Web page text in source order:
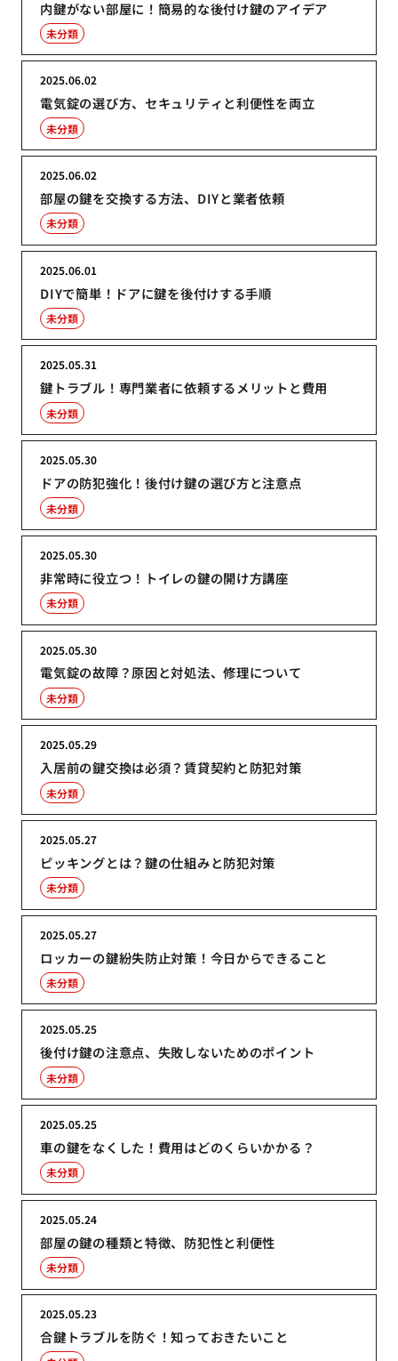
内鍵がない部屋に！簡易的な後付け鍵のアイデア
未分類
電気錠の選び方、セキュリティと利便性を両立
2025.06.02
未分類
部屋の鍵を交換する方法、DIYと業者依頼
2025.06.02
未分類
DIYで簡単！ドアに鍵を後付けする手順
2025.06.01
未分類
鍵トラブル！専門業者に依頼するメリットと費用
2025.05.31
未分類
ドアの防犯強化！後付け鍵の選び方と注意点
2025.05.30
未分類
非常時に役立つ！トイレの鍵の開け方講座
2025.05.30
未分類
電気錠の故障？原因と対処法、修理について
2025.05.30
未分類
入居前の鍵交換は必須？賃貸契約と防犯対策
2025.05.29
未分類
ピッキングとは？鍵の仕組みと防犯対策
2025.05.27
未分類
ロッカーの鍵紛失防止対策！今日からできること
2025.05.27
未分類
後付け鍵の注意点、失敗しないためのポイント
2025.05.25
未分類
車の鍵をなくした！費用はどのくらいかかる？
2025.05.25
未分類
部屋の鍵の種類と特徴、防犯性と利便性
2025.05.24
未分類
合鍵トラブルを防ぐ！知っておきたいこと
2025.05.23